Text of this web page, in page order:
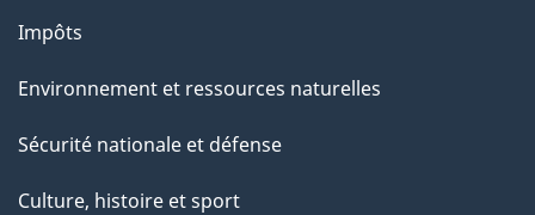
Impôts
Environnement et ressources naturelles
Sécurité nationale et défense
Culture, histoire et sport